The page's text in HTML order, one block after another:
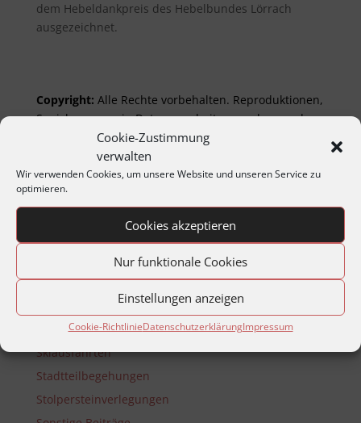
Cookie-Zustimmung
verwalten
Wir verwenden Cookies, um unsere Website und unseren Service zu
optimieren.
Cookies akzeptieren
Nur funktionale Cookies
Einstellungen anzeigen
Cookie-RichtlinieDatenschutzerklärungImpressum
dem Hebeldankpreis des Hebelbundes Lörrach
ausgezeichnet.
Copyright: Alle Rechte vor­be­halt­en. Re­pro­duktionen,
Spei­cher­ungen in Daten­ver­arbeitungs­anlag­en oder
Netz­werken, Wieder­gabe auf elektro­nisch­en, foto­
mech­anisch­en oder ähnlich­en Wegen, Funk oder
Vor­trag – auch aus­zugs­weise – nur mit aus­drück­lich­
er Genehm­ig­ung des Autors.
Jahresprogramme
Jahreshauptversammlungen
Matineen und Soireen
Montagabend im Archiv
Reisen
Skiausfahrten
Stadtteilbegehungen
Stolpersteinverlegungen